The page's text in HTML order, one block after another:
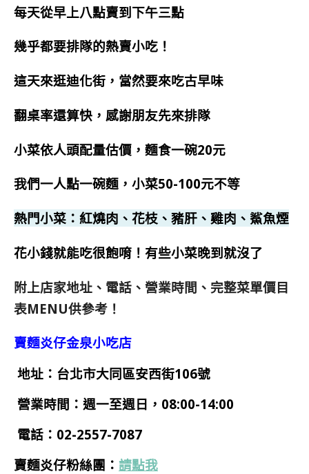
每天從早上八點賣到下午三點
幾乎都要排隊的熱賣小吃！
這天來逛迪化街，當然要來吃古早味
翻桌率還算快，感謝朋友先來排隊
小菜依人頭配量估價，麵食一碗20元
我們一人點一碗麵，小菜50-100元不等
熱門小菜：紅燒肉、花枝、豬肝、雞肉、鯊魚煙
花小錢就能吃很飽唷！有些小菜晚到就沒了
附上店家地址、電話、營業時間、完整菜單價目
表MENU供參考！
賣麵炎仔金泉小吃店
地址：台北市大同區安西街106號
營業時間：週一至週日，08:00-14:00
電話：02-2557-7087
賣麵炎仔粉絲團： 請點我